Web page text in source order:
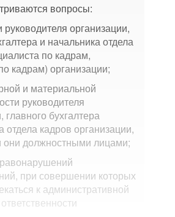
вопросы:
руководителя организации,
и начальника отдела
по кадрам,
кадрам) организации;
и материальной
руководителя
главного бухгалтера
отдела кадров организации,
они должностными лицами;
при совершении которых
к административной